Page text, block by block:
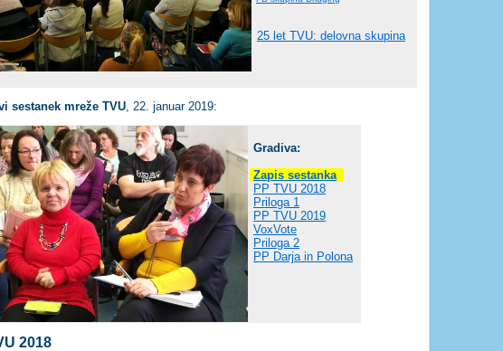
25 let TVU: delovna skupina
sestanek mreže TVU , 22. januar 2019:
Gradiva:
Zapis sestanka
PP TVU 2018
Priloga 1
PP TVU 2019
VoxVote
Priloga 2
PP Darja in Polona
2018